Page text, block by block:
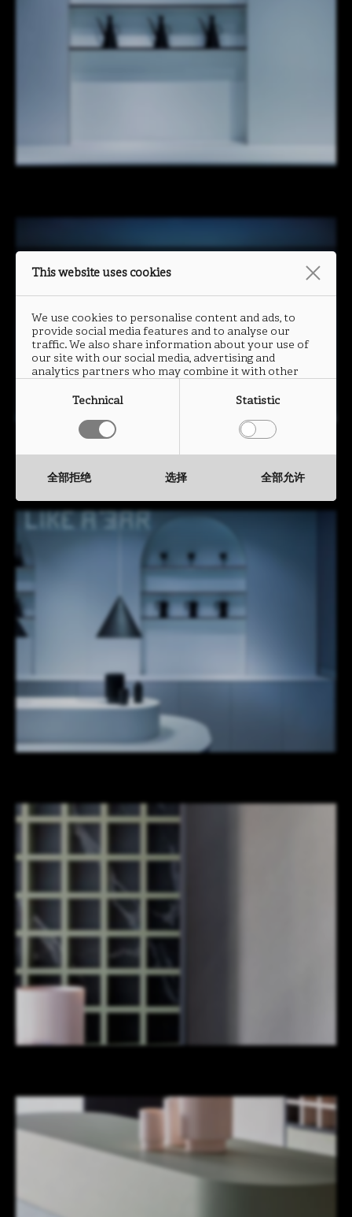
This website uses cookies
We use cookies to personalise content and ads, to
provide social media features and to analyse our
traffic. We also share information about your use of
our site with our social media, advertising and
analytics partners who may combine it with other
they have collected from your use of their services.
Technical Statistic
全部拒绝 选择 全部允许